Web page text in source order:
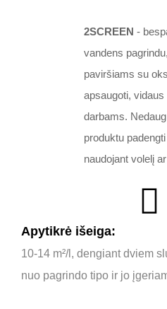
2SCREEN -
vandens
paviršiams su
apsaugoti, vidaus
darbams.
produktu
naudojant volelį
Apytikrė išeiga:
10-14 m²/l, dengiant dviem
nuo pagrindo tipo ir jo